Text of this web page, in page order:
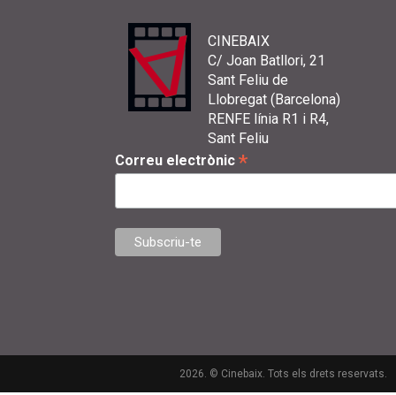
CINEBAIX
C/ Joan Batllori, 21
Sant Feliu de
Llobregat (Barcelona)
RENFE línia R1 i R4,
Sant Feliu
Correu electrònic *
2026. © Cinebaix. Tots els drets reservats.